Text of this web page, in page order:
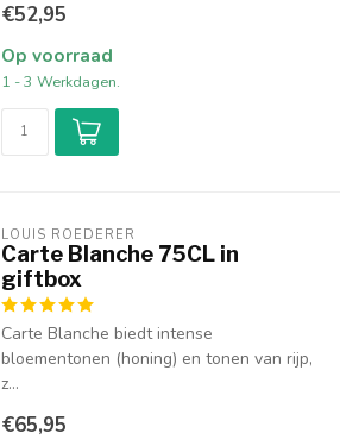
€52,95
Op voorraad
1 - 3 Werkdagen.
LOUIS ROEDERER
Carte Blanche 75CL in
giftbox
Carte Blanche biedt intense
bloementonen (honing) en tonen van rijp,
z...
€65,95